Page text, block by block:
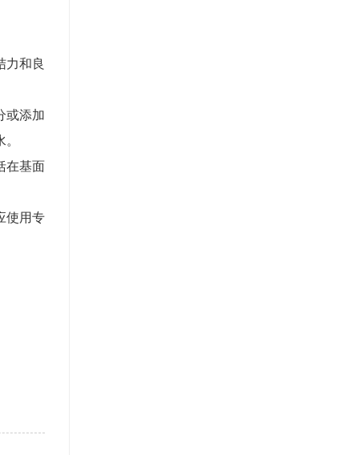
力和良
或添加
在基面
使用专